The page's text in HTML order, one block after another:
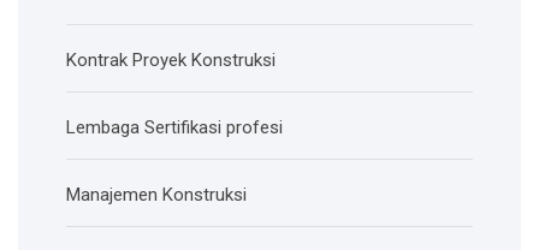
Kontrak Proyek Konstruksi
Lembaga Sertifikasi profesi
Manajemen Konstruksi